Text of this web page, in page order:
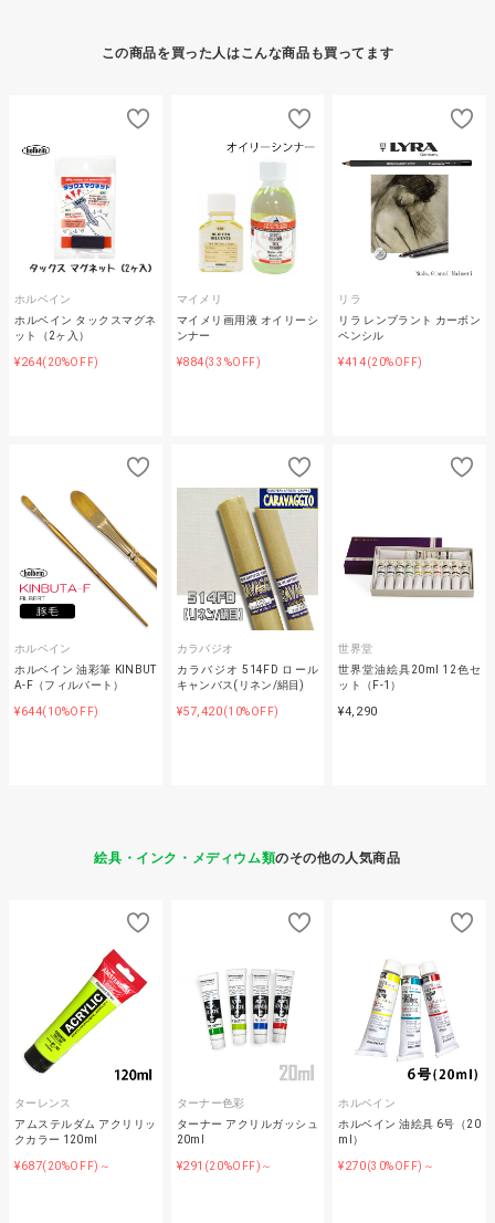
この商品を買った人はこんな商品も買ってます
ホルベイン
ホルベイン タックスマグネ
ット（2ヶ入）
¥264(20%OFF)
マイメリ
マイメリ画用液 オイリーシ
ンナー
¥884(33%OFF)
リラ
リラ レンブラント カーボン
ペンシル
¥414(20%OFF)
ホルベイン
ホルベイン 油彩筆 KINBUT
A-F（フィルバート）
¥644(10%OFF)
カラバジオ
カラバジオ 514FD ロール
キャンバス(リネン/絹目)
¥57,420(10%OFF)
世界堂
世界堂油絵具20ml 12色セ
ット（F-1）
¥4,290
絵具・インク・メディウム類のその他の人気商品
ターレンス
アムステルダム アクリリッ
クカラー 120ml
¥687(20%OFF)～
ターナー色彩
ターナー アクリルガッシュ
20ml
¥291 (20%OFF)～
ホルベイン
ホルベイン 油絵具 6号（20
ml）
¥270(30%OFF)～